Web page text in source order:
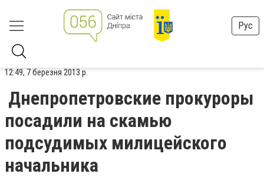
Рус
12:49, 7 березня 2013 р.
Днепропетровские прокуроры
посадили на скамью
подсудимых милицейского
начальника